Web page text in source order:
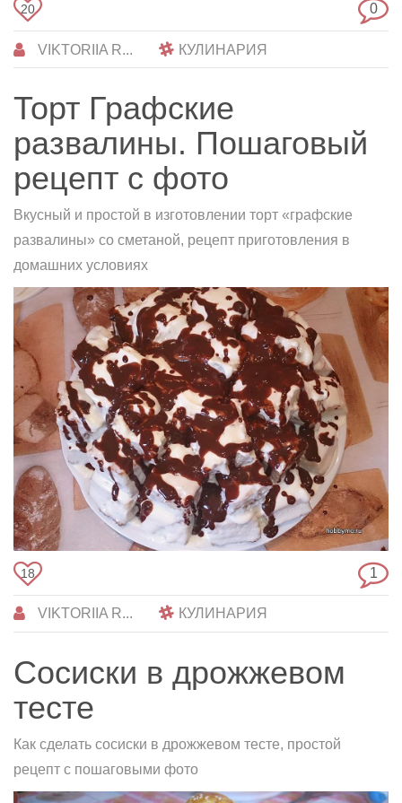
20 0
VIKTORIIA R... КУЛИНАРИЯ
Торт Графские
развалины. Пошаговый
рецепт с фото
Вкусный и простой в изготовлении торт «графские
развалины» со сметаной, рецепт приготовления в
домашних условиях
18 1
VIKTORIIA R... КУЛИНАРИЯ
Сосиски в дрожжевом
тесте
Как сделать сосиски в дрожжевом тесте, простой
рецепт с пошаговыми фото